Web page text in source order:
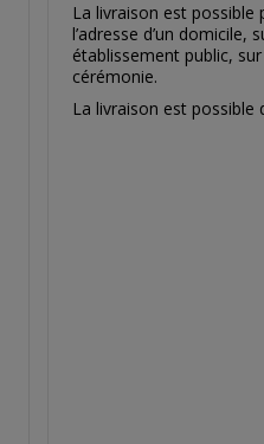
La livraison est
l’adresse d’un domicile,
établissement public,
cérémonie.
La livraison est possible